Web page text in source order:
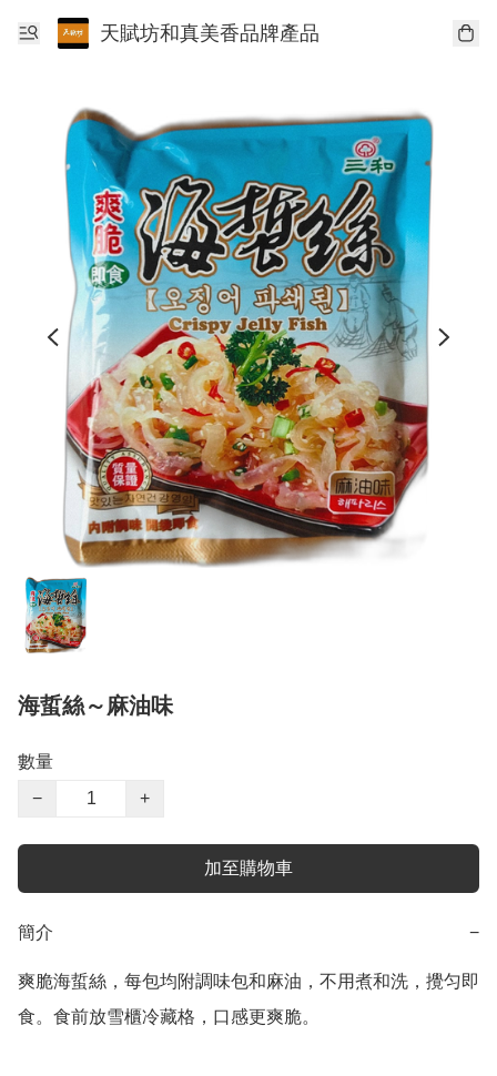
天賦坊和真美香品牌產品
海蜇絲～麻油味
數量
−
+
加至購物車
簡介 −
爽脆海蜇絲，每包均附調味包和麻油，不用煮和洗，攪匀即
食。食前放雪櫃冷藏格，口感更爽脆。